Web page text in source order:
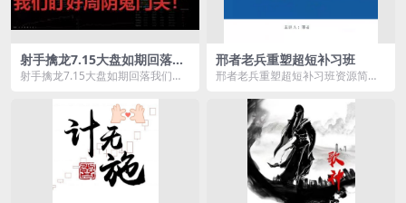
射手擒龙7.15大盘如期回落我
们盯好周阴鬼门关
射手擒龙7.15大盘如期回落我们盯
邢者老兵重塑超短补习班
邢者老兵重塑超短补习班资源简